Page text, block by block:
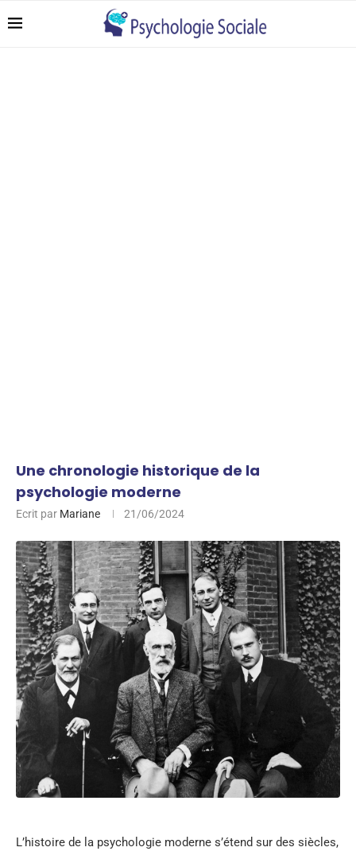
Une chronologie historique de la
psychologie moderne
Ecrit par Mariane 21/06/2024
L’histoire de la psychologie moderne s’étend sur des siècles,